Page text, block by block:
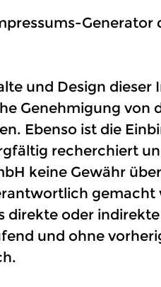
Generator
und Design
Genehmigung von
Ebenso ist die
recherchiert
keine Gewähr
oder
und ohne